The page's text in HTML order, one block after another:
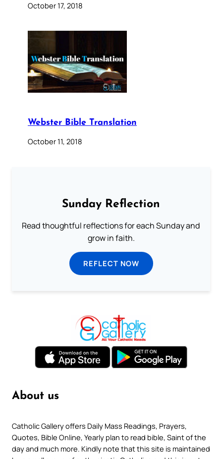
October 17, 2018
Webster Bible Translation
October 11, 2018
Sunday Reflection
Read thoughtful reflections for each Sunday and
grow in faith.
REFLECT NOW
About us
Catholic Gallery offers Daily Mass Readings, Prayers,
Quotes, Bible Online, Yearly plan to read bible, Saint of the
day and much more. Kindly note that this site is maintained